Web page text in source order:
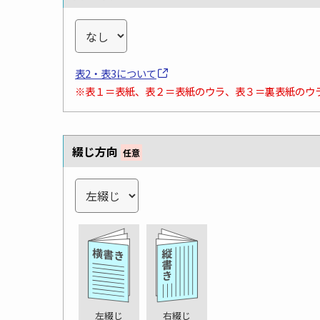
表2・表3について
※表１＝表紙、表２＝表紙のウラ、表３＝裏表紙のウ
綴じ方向 任意
左綴じ 右綴じ